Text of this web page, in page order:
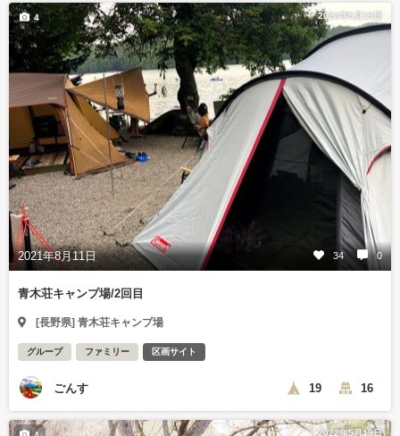
2022年5月19日
2021年8月11日 34 0
4
青木荘キャンプ場/2回目
[長野県] 青木荘キャンプ場
グループ ファミリー 区画サイト
ごんす 19 16
2022年5月19日